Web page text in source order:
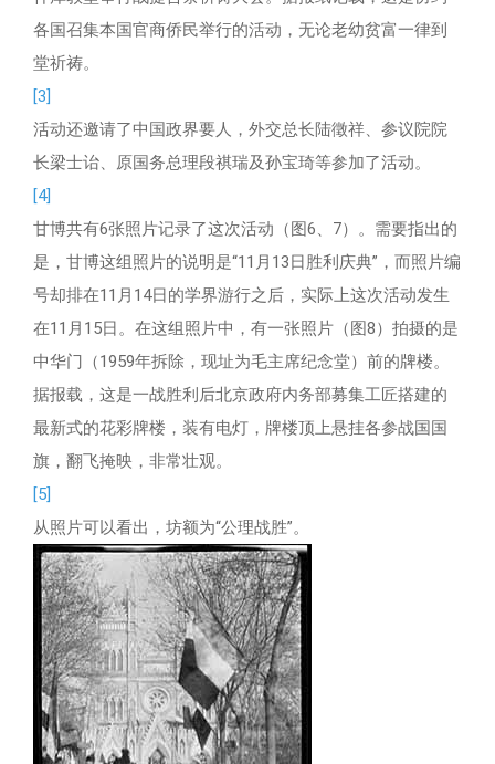
各国召集本国官商侨民举行的活动，无论老幼贫富一律到
堂祈祷。
[3]
活动还邀请了中国政界要人，外交总长陆徵祥、参议院院
长梁士诒、原国务总理段祺瑞及孙宝琦等参加了活动。
[4]
甘博共有6张照片记录了这次活动（图6、7）。需要指出的
是，甘博这组照片的说明是“11月13日胜利庆典”，而照片编
号却排在11月14日的学界游行之后，实际上这次活动发生
在11月15日。在这组照片中，有一张照片（图8）拍摄的是
中华门（1959年拆除，现址为毛主席纪念堂）前的牌楼。
据报载，这是一战胜利后北京政府内务部募集工匠搭建的
最新式的花彩牌楼，装有电灯，牌楼顶上悬挂各参战国国
旗，翻飞掩映，非常壮观。
[5]
从照片可以看出，坊额为“公理战胜”。